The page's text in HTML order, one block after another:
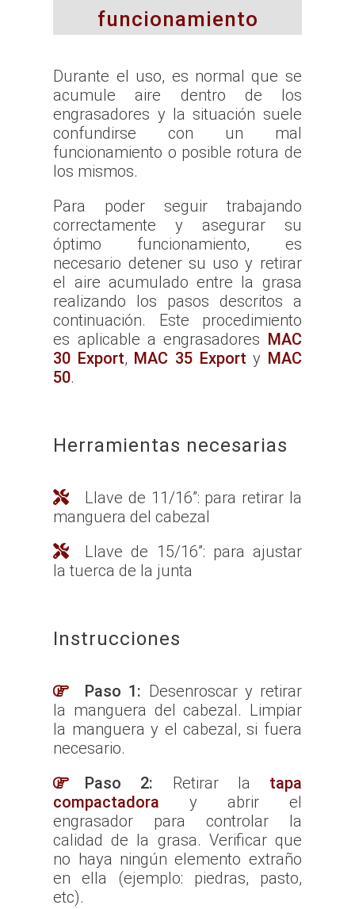
funcionamiento
Durante el uso, es normal que se
acumule aire dentro de los
engrasadores y la situación suele
confundirse con un mal
funcionamiento o posible rotura de
los mismos.
Para poder seguir trabajando
correctamente y asegurar su
óptimo funcionamiento, es
necesario detener su uso y retirar
el aire acumulado entre la grasa
realizando los pasos descritos a
continuación. Este procedimiento
es aplicable a engrasadores MAC
30 Export, MAC 35 Export y MAC
50.
Herramientas necesarias
Llave de 11/16”: para retirar la
manguera del cabezal
Llave de 15/16”: para ajustar
la tuerca de la junta
Instrucciones
Paso 1: Desenroscar y retirar
la manguera del cabezal. Limpiar
la manguera y el cabezal, si fuera
necesario.
Paso 2: Retirar la tapa
compactadora y abrir el
engrasador para controlar la
calidad de la grasa. Verificar que
no haya ningún elemento extraño
en ella (ejemplo: piedras, pasto,
etc).